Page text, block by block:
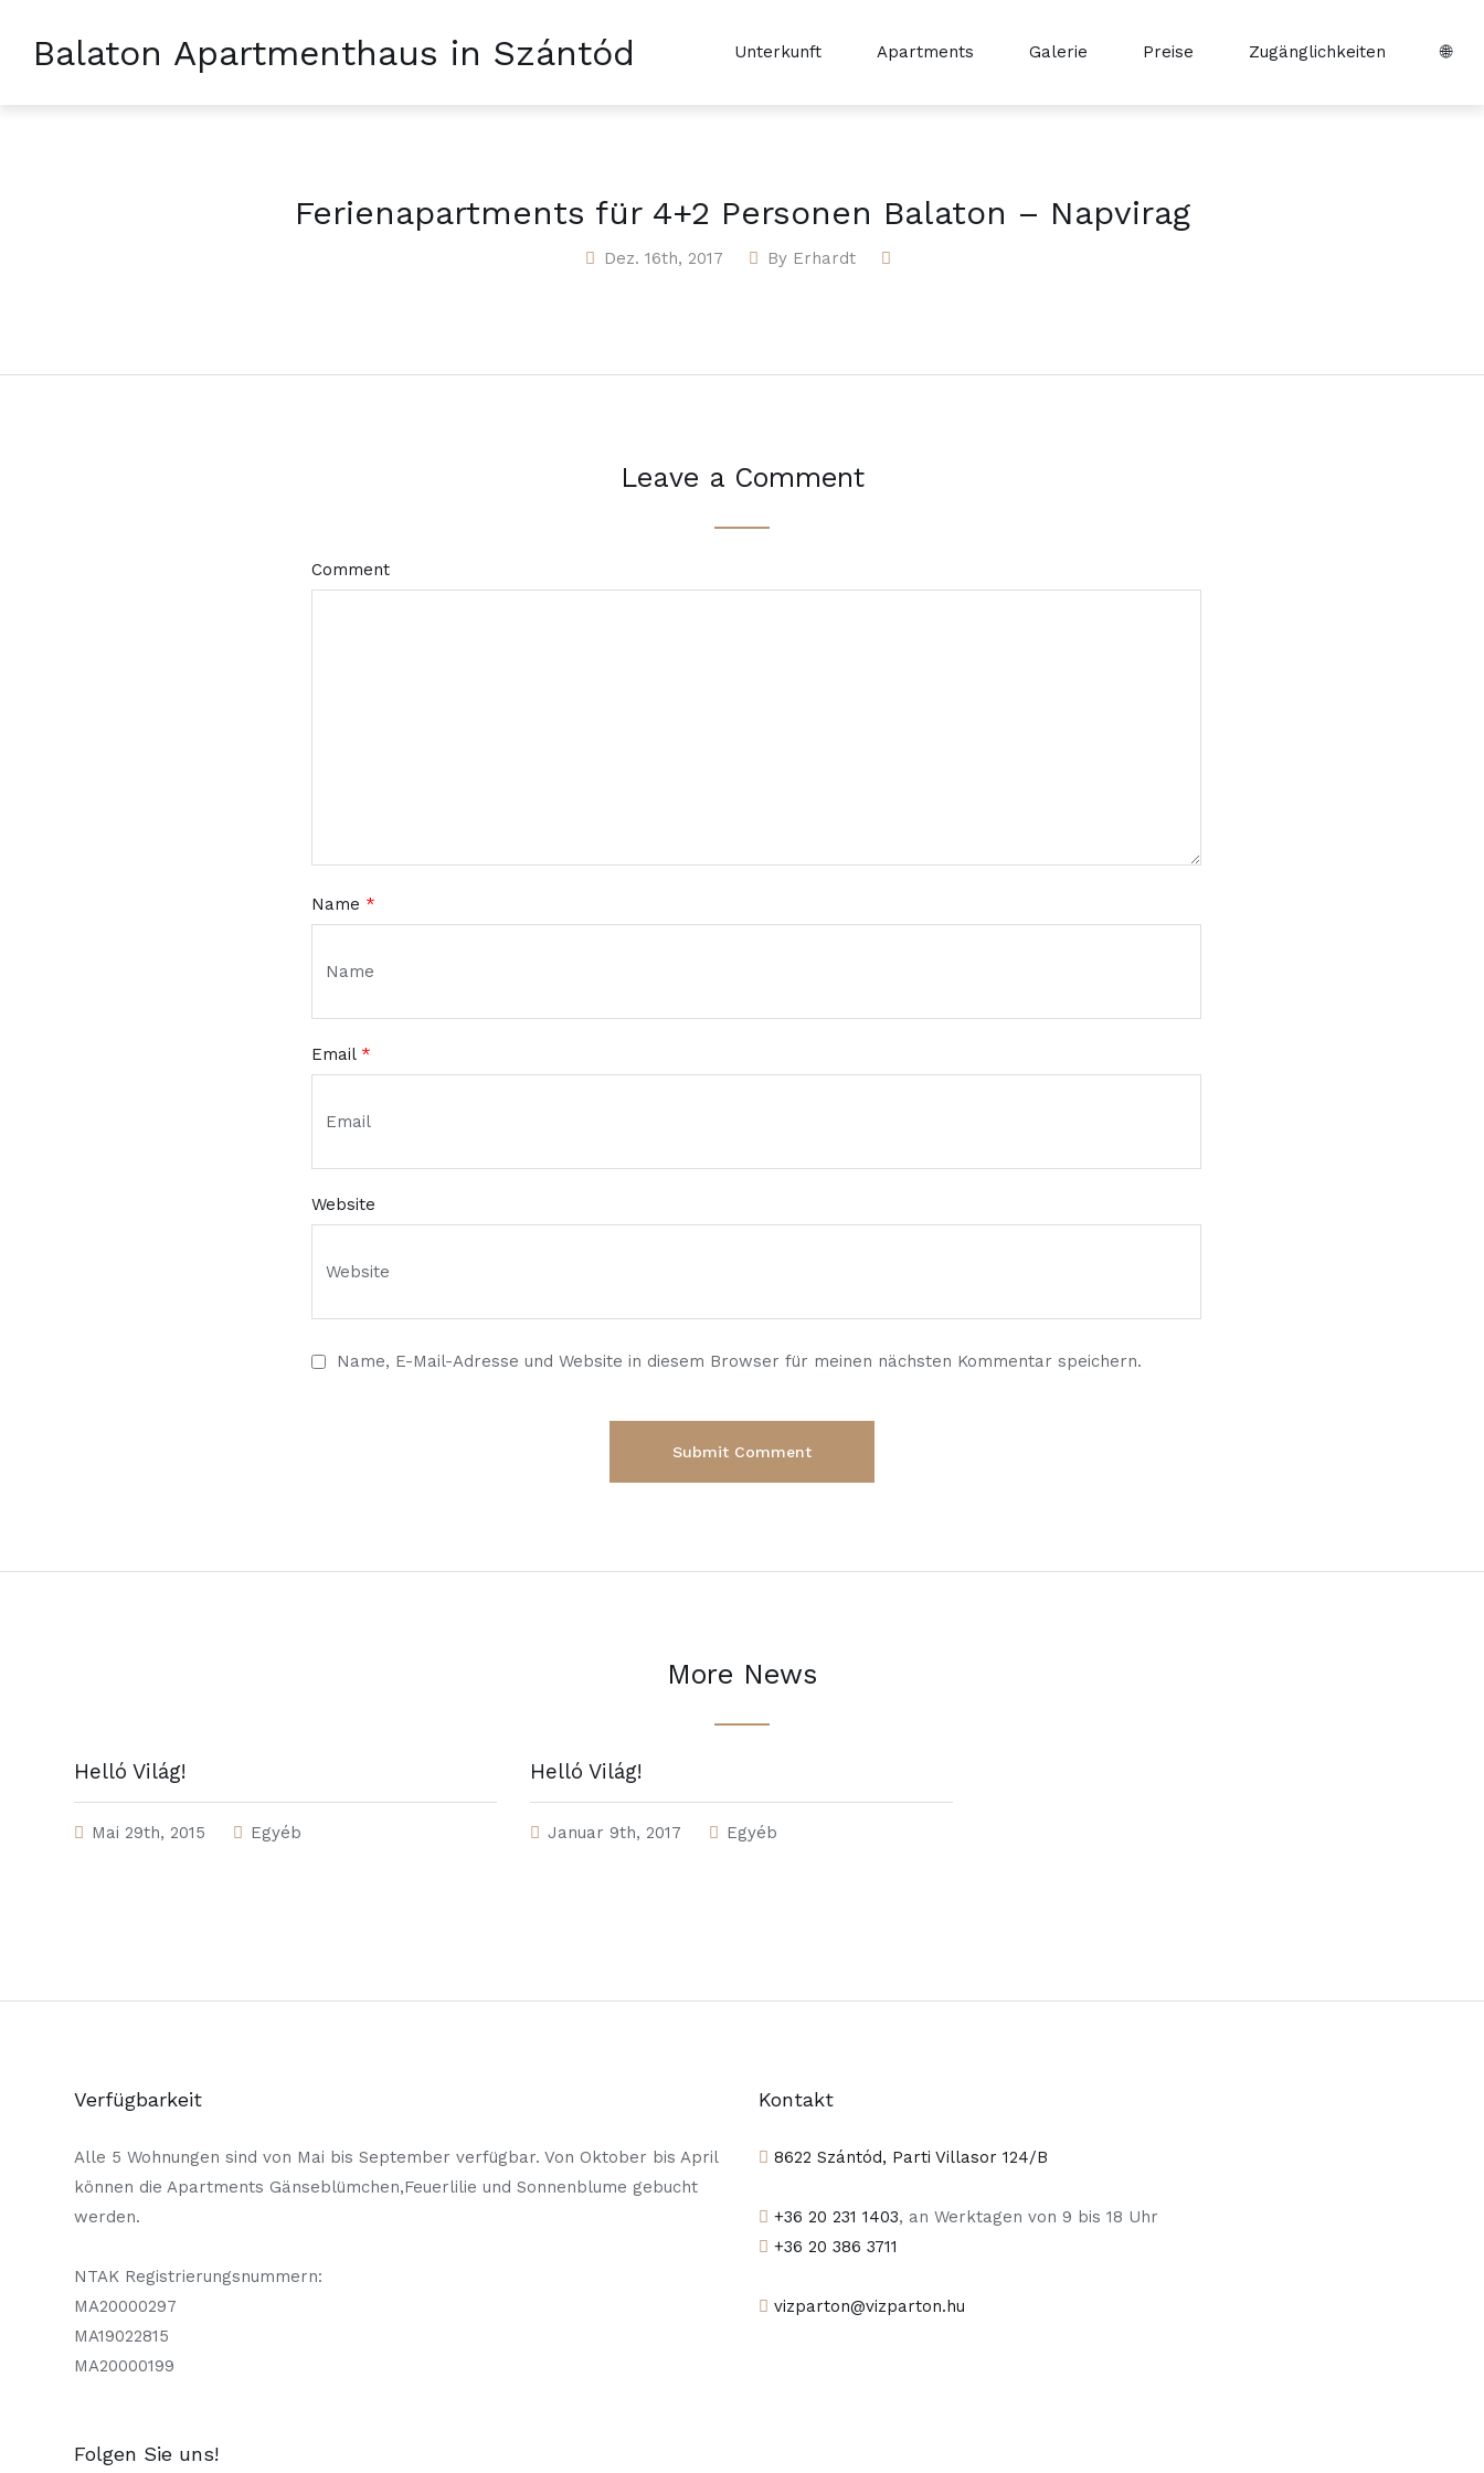
Balaton Apartmenthaus in Szántód Unterkunft Apartments Galerie Preise Zugänglichkeiten 🌐
Ferienapartments für 4+2 Personen Balaton – Napvirag
Dez. 16th, 2017 By Erhardt
Leave a Comment
Comment
Name *
Email *
Website
Name, E-Mail-Adresse und Website in diesem Browser für meinen nächsten Kommentar speichern.
More News
Helló Világ!
Mai 29th, 2015 Egyéb
Helló Világ!
Januar 9th, 2017 Egyéb
Verfügbarkeit
Alle 5 Wohnungen sind von Mai bis September verfügbar. Von Oktober bis April
können die Apartments Gänseblümchen,Feuerlilie und Sonnenblume gebucht
werden.
NTAK Registrierungsnummern:
MA20000297
MA19022815
MA20000199
Kontakt
8622 Szántód, Parti Villasor 124/B
+36 20 231 1403, an Werktagen von 9 bis 18 Uhr
+36 20 386 3711
vizparton@vizparton.hu
Folgen Sie uns!